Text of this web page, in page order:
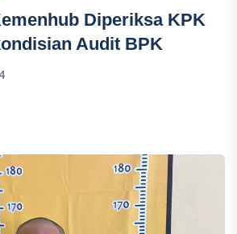
Diperiksa KPK
Audit BPK